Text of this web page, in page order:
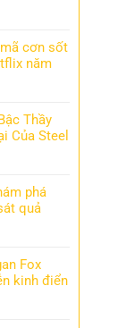
cơn sốt
năm
Thầy
Của Steel
phá
quả
Fox
kinh điển